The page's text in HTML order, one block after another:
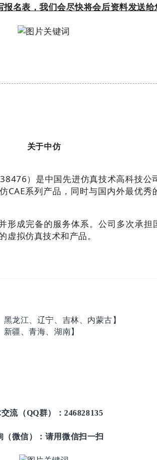
报名表，我们会尽快将会后资料发送给
关于中仿
）是中国先进仿真技术高科技
CAE系列产品，同时与国内外最优
成完备的服务体系。公司多次承
虚拟仿真技术和产品。
龙江、辽宁、吉林、内蒙古】
疆、青海、湖南】
流（QQ群）：246828135
（微信）：请用微信扫一扫